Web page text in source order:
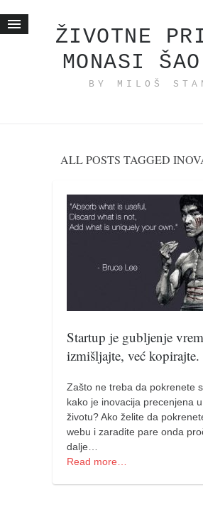
ŽIVOTNE
MONASI
BY MILOŠ
Životne priče
ishranom do zdravlja
momenti i mesta
bonus sadržaj
zabranjena istorija
porodične priče
umesto tvitera
kalendar srpski
azbuki i knjige
Okinava karate
ALL POSTS TAGGED
Startup je gubljenje
izmišljajte, već kopirajte.
Zašto ne treba da pokrenete
kako je inovacija precenjena
životu? Ako želite da
webu i zaradite pare onda
dalje…
Read more…